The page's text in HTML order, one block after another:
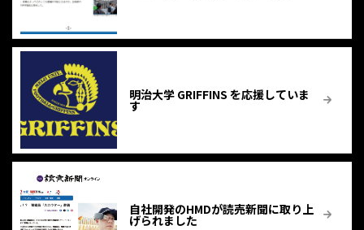
明治大学 GRIFFINS を応援していま
す
自社開発のHMDが読売新聞に取り上
げられました